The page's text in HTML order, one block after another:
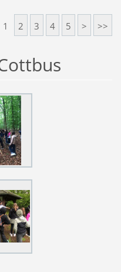
1 2 3 4 5 > >>